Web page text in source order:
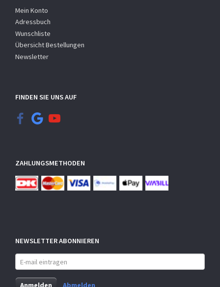
Mein Konto
Adressbuch
Wunschliste
Übersicht Bestellungen
Newsletter
FINDEN SIE UNS AUF
ZAHLUNGSMETHODEN
NEWSLETTER ABONNIEREN
E-
mail
eintragen
Anmelden
Abmelden